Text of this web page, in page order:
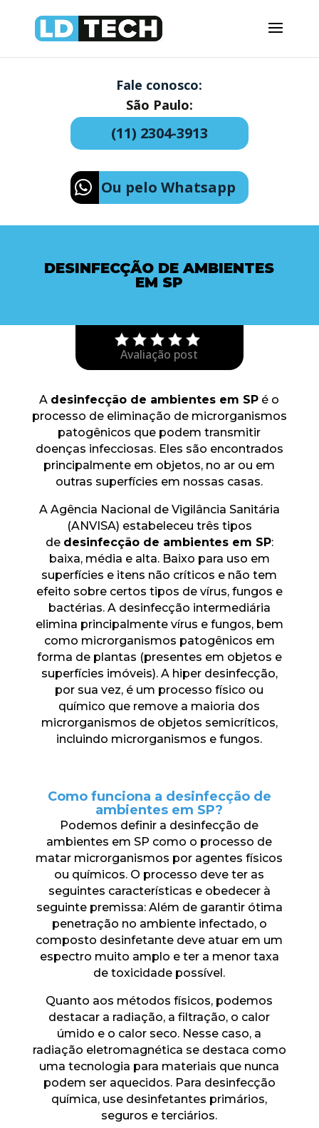
Fale conosco:
São Paulo:
(11) 2304-3913
Ou pelo Whatsapp
DESINFECÇÃO DE AMBIENTES
EM SP
Avaliação post
A desinfecção de ambientes em SP é o
processo de eliminação de microrganismos
patogênicos que podem transmitir
doenças infecciosas. Eles são encontrados
principalmente em objetos, no ar ou em
outras superfícies em nossas casas.
A Agência Nacional de Vigilância Sanitária
(ANVISA) estabeleceu três tipos
de desinfecção de ambientes em SP:
baixa, média e alta. Baixo para uso em
superfícies e itens não críticos e não tem
efeito sobre certos tipos de vírus, fungos e
bactérias. A desinfecção intermediária
elimina principalmente vírus e fungos, bem
como microrganismos patogênicos em
forma de plantas (presentes em objetos e
superfícies imóveis). A hiper desinfecção,
por sua vez, é um processo físico ou
químico que remove a maioria dos
microrganismos de objetos semicríticos,
incluindo microrganismos e fungos.
Como funciona a desinfecção de
ambientes em SP?
Podemos definir a desinfecção de
ambientes em SP como o processo de
matar microrganismos por agentes físicos
ou químicos. O processo deve ter as
seguintes características e obedecer à
seguinte premissa: Além de garantir ótima
penetração no ambiente infectado, o
composto desinfetante deve atuar em um
espectro muito amplo e ter a menor taxa
de toxicidade possível.
Quanto aos métodos físicos, podemos
destacar a radiação, a filtração, o calor
úmido e o calor seco. Nesse caso, a
radiação eletromagnética se destaca como
uma tecnologia para materiais que nunca
podem ser aquecidos. Para desinfecção
química, use desinfetantes primários,
seguros e terciários.